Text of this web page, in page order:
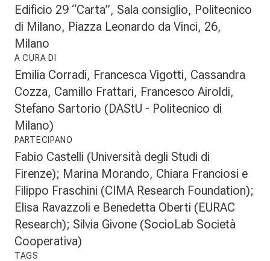
Edificio 29 “Carta”, Sala consiglio, Politecnico
di Milano, Piazza Leonardo da Vinci, 26,
Milano
A CURA DI
Emilia Corradi, Francesca Vigotti, Cassandra
Cozza, Camillo Frattari, Francesco Airoldi,
Stefano Sartorio (DAStU - Politecnico di
Milano)
PARTECIPANO
Fabio Castelli (Università degli Studi di
Firenze); Marina Morando, Chiara Franciosi e
Filippo Fraschini (CIMA Research Foundation);
Elisa Ravazzoli e Benedetta Oberti (EURAC
Research); Silvia Givone (SocioLab Società
Cooperativa)
TAGS